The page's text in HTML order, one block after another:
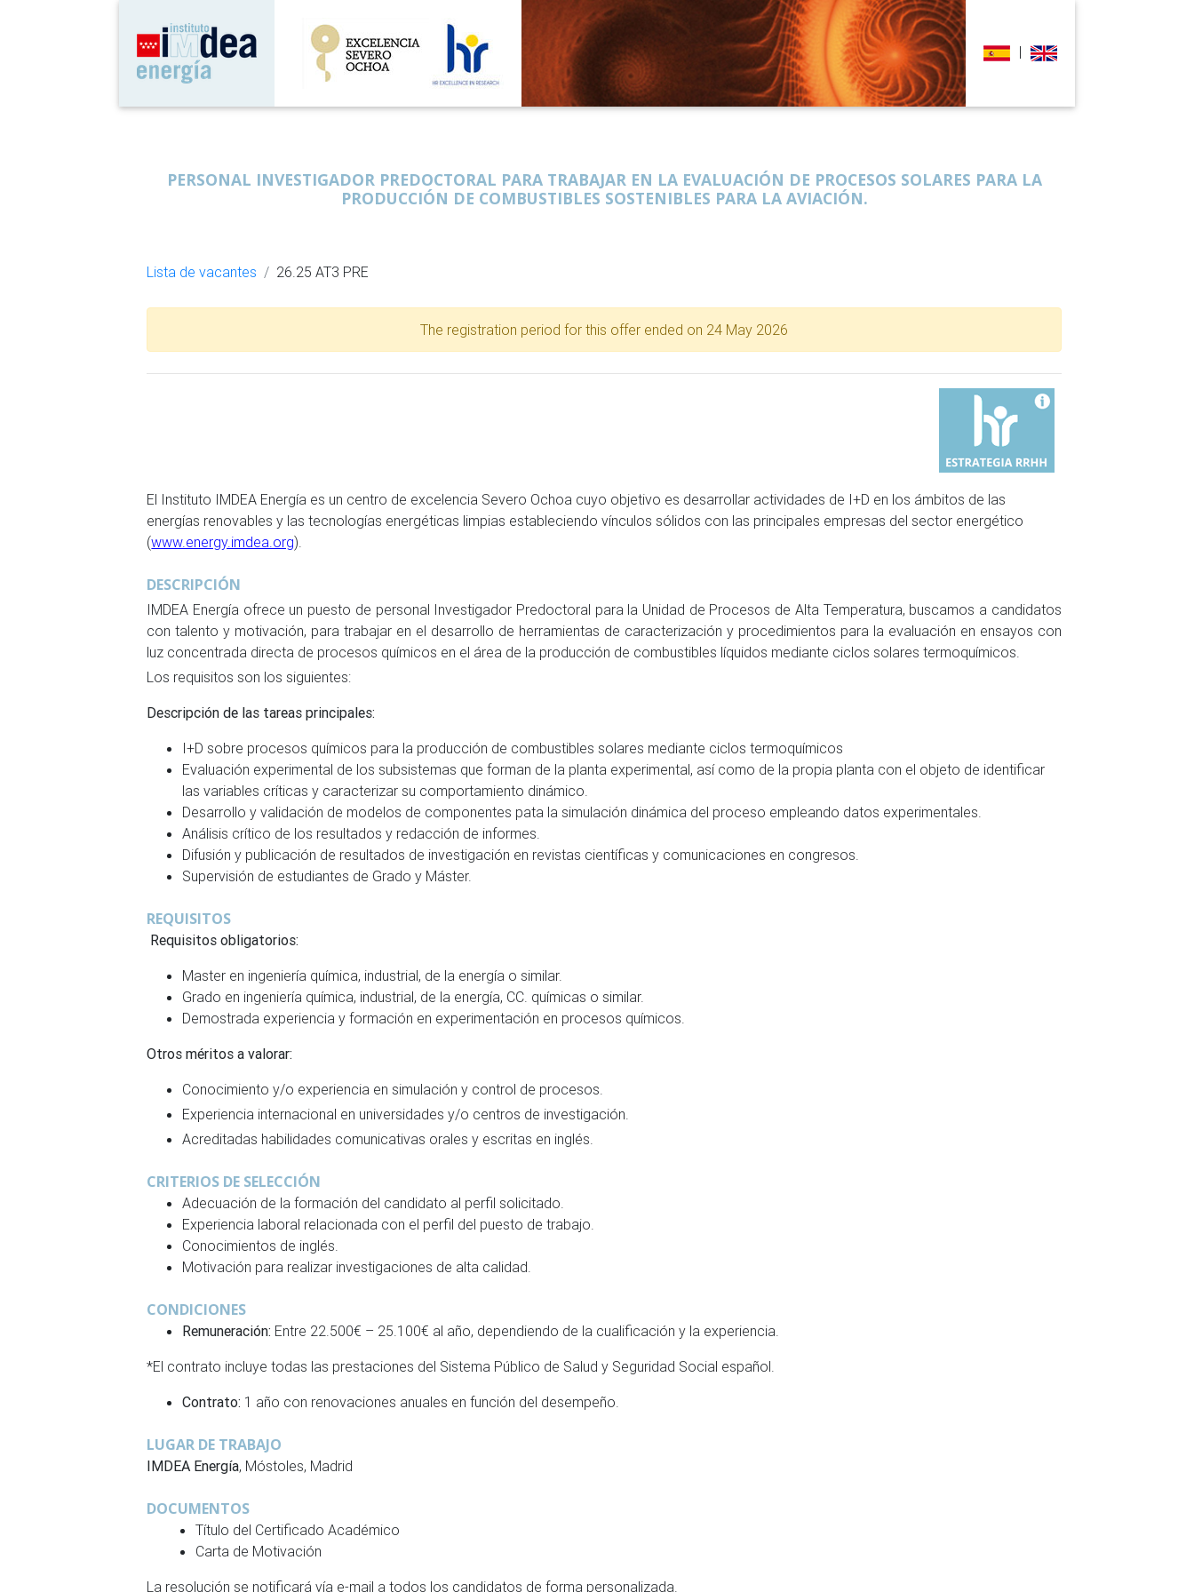
|
PERSONAL INVESTIGADOR PREDOCTORAL PARA TRABAJAR EN LA EVALUACIÓN DE PROCESOS SOLARES PARA LA
PRODUCCIÓN DE COMBUSTIBLES SOSTENIBLES PARA LA AVIACIÓN.
Lista de vacantes 26.25 AT3 PRE
The registration period for this offer ended on 24 May 2026
El Instituto IMDEA Energía es un centro de excelencia Severo Ochoa cuyo objetivo es desarrollar actividades de I+D en los ámbitos de las
energías renovables y las tecnologías energéticas limpias estableciendo vínculos sólidos con las principales empresas del sector energético
(www.energy.imdea.org).
DESCRIPCIÓN
IMDEA Energía ofrece un puesto de personal Investigador Predoctoral para la Unidad de Procesos de Alta Temperatura, buscamos a candidatos
con talento y motivación, para trabajar en el desarrollo de herramientas de caracterización y procedimientos para la evaluación en ensayos con
luz concentrada directa de procesos químicos en el área de la producción de combustibles líquidos mediante ciclos solares termoquímicos.
Los requisitos son los siguientes:
Descripción de las tareas principales:
I+D sobre procesos químicos para la producción de combustibles solares mediante ciclos termoquímicos
Evaluación experimental de los subsistemas que forman de la planta experimental, así como de la propia planta con el objeto de identificar
las variables críticas y caracterizar su comportamiento dinámico.
Desarrollo y validación de modelos de componentes pata la simulación dinámica del proceso empleando datos experimentales.
Análisis crítico de los resultados y redacción de informes.
Difusión y publicación de resultados de investigación en revistas científicas y comunicaciones en congresos.
Supervisión de estudiantes de Grado y Máster.
REQUISITOS
Requisitos obligatorios:
Master en ingeniería química, industrial, de la energía o similar.
Grado en ingeniería química, industrial, de la energía, CC. químicas o similar.
Demostrada experiencia y formación en experimentación en procesos químicos.
Otros méritos a valorar:
Conocimiento y/o experiencia en simulación y control de procesos.
Experiencia internacional en universidades y/o centros de investigación.
Acreditadas habilidades comunicativas orales y escritas en inglés.
CRITERIOS DE SELECCIÓN
Adecuación de la formación del candidato al perfil solicitado.
Experiencia laboral relacionada con el perfil del puesto de trabajo.
Conocimientos de inglés.
Motivación para realizar investigaciones de alta calidad.
CONDICIONES
Remuneración: Entre 22.500€ – 25.100€ al año, dependiendo de la cualificación y la experiencia.
*El contrato incluye todas las prestaciones del Sistema Público de Salud y Seguridad Social español.
Contrato: 1 año con renovaciones anuales en función del desempeño.
LUGAR DE TRABAJO
IMDEA Energía, Móstoles, Madrid
DOCUMENTOS
Título del Certificado Académico
Carta de Motivación
La resolución se notificará vía e-mail a todos los candidatos de forma personalizada.